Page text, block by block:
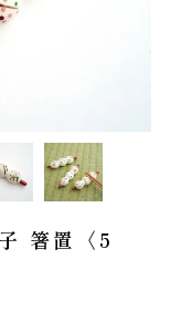
箸置〈5